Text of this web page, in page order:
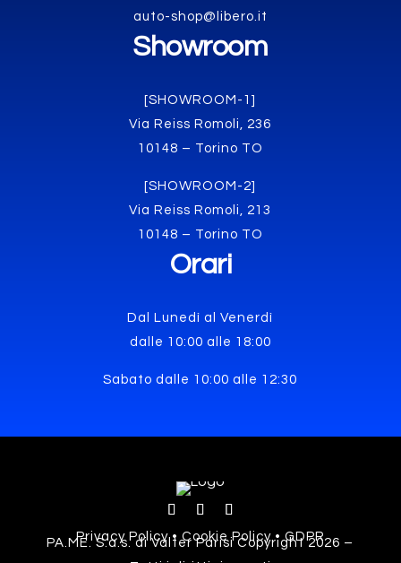
auto-shop@libero.it
Showroom
[SHOWROOM-1]
Via Reiss Romoli, 236
10148 – Torino TO
[SHOWROOM-2]
Via Reiss Romoli, 213
10148 – Torino TO
Orari
Dal Lunedì al Venerdì
dalle 10:00 alle 18:00
Sabato dalle 10:00 alle 12:30
Privacy Policy • Cookie Policy • GDPR
PA.ME. S.a.s. di Valter Parisi Copyright 2026 –